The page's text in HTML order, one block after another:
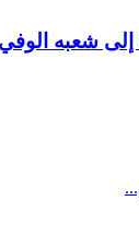
إلى شعبه